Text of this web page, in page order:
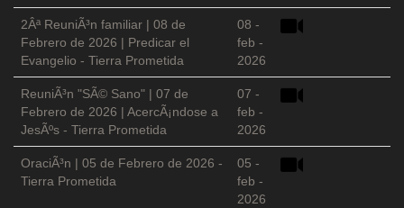
2Âª ReuniÃ³n familiar | 08 de
Febrero de 2026 | Predicar el
Evangelio - Tierra Prometida
08 -
feb -
2026
ReuniÃ³n "SÃ© Sano" | 07 de
Febrero de 2026 | AcercÃ¡ndose a
JesÃºs - Tierra Prometida
07 -
feb -
2026
OraciÃ³n | 05 de Febrero de 2026 -
Tierra Prometida
05 -
feb -
2026